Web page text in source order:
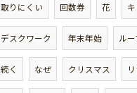
取りにくい 回数券 花
デスクワーク 年末年始 ル
続く なぜ クリスマス